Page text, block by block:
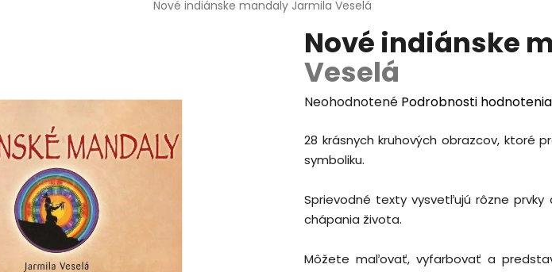
Nové indiánske mandaly Jarmila Veselá
Nové indiánske
Veselá
Priemerné
produktu
je
z
5
hviezdičiek.
Neohodnotené Podrobnosti hodnotenia
28 krásnych kruhových obrazcov, ktoré
symboliku.
Sprievodné texty vysvetľujú rôzne
chápania života.
Môžete maľovať, vyfarbovať a